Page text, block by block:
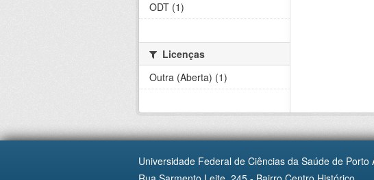
ODT (1)
Licenças
Outra (Aberta) (1)
Universidade Federal de Ciências da Saúde de Porto